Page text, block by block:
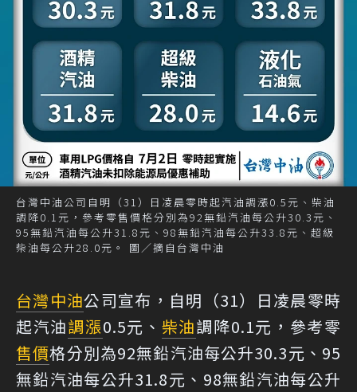
台灣中油公司自明（31）日凌晨零時起汽油調漲0.5元、柴油
調降0.1元，參考零售價格分別為92無鉛汽油每公升30.3元、
95無鉛汽油每公升31.8元、98無鉛汽油每公升33.8元、超級
柴油每公升28.0元。 圖／摘自台灣中油
台灣中油公司宣布，自明（31）日凌晨零時
起汽油調漲0.5元、 柴油調降0.1元，參考零
售價格分別為92無鉛汽油每公升30.3元、95
無鉛汽油每公升31.8元、98無鉛汽油每公升